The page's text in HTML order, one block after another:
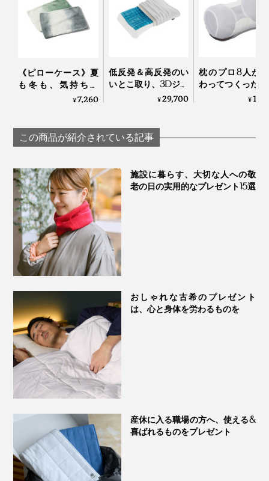
ての器官をコントロールしていて、24時間365日働きつ
づけているので、つねに発熱している状態なのです。
バーヒート」状態に。のぼせや疲労感、頭痛が生じるこ
とも。
いる、太い血管を冷やせば、冷たい血液が循環して、熱
を冷ましやすくなります。
さぁ、『シリコンウォーターピロー』で、“冷やしアタ
マ”習慣、はじめましょう。
自ら『シリコンウォーターピロー』を愛用している由良
「アタマを載せると、水がチャプチャプ、氷がぶつかっ
てカランと鳴る音は、水枕ならではの心地よさ。
ひんやりした冷たさと、水音があいまって、アタマに
も、心にも、気持ちいい。全身がリラックスモードに入
れます。
夏は、とくに、水枕の冷たさが心地いい。わたしは、
1000メートル級の山地に住んでいますが、『シリコン
ウォーターピロー』があれば、クーラーなしでも、よく
眠れています」
あなたも、なつかしの「水枕」で寝てみたくなったは
ず。これからは、『シリコンウォーターピロー』で、夏
《ピローケース》夏
も冬も、気持ちい
い！綿毛布の自然な
SPOOL）
¥7,260
低反発＆高反発のい
いとこ取り、3Dジェ
ルキューブの「テク
¥29,700
枕のプロ8人が
わってつくった“
3センチ”の究極
¥
この商品が紹介されている記事
施設に暮らす、大切な人への敬
老の日の実用的なプレゼント15選
おしゃれな古希のプレゼント
は、心と身体を労わるものを
産休に入る職場の方へ、使える&
喜ばれるものをプレゼント